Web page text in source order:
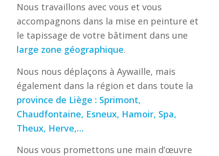
Nous travaillons avec vous et vous
accompagnons dans la mise en peinture et
le tapissage de votre bâtiment dans une
large zone géographique.
Nous nous déplaçons à Aywaille, mais
également dans la région et dans toute la
province de Liège : Sprimont,
Chaudfontaine, Esneux, Hamoir, Spa,
Theux, Herve,…
Nous vous promettons une main d’œuvre